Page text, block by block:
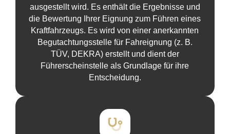
ausgestellt wird. Es enthält die Ergebnisse und
die Bewertung Ihrer Eignung zum Führen eines
Kraftfahrzeugs. Es wird von einer anerkannten
Begutachtungsstelle für Fahreignung (z. B.
TÜV, DEKRA) erstellt und dient der
Führerscheinstelle als Grundlage für ihre
Entscheidung.